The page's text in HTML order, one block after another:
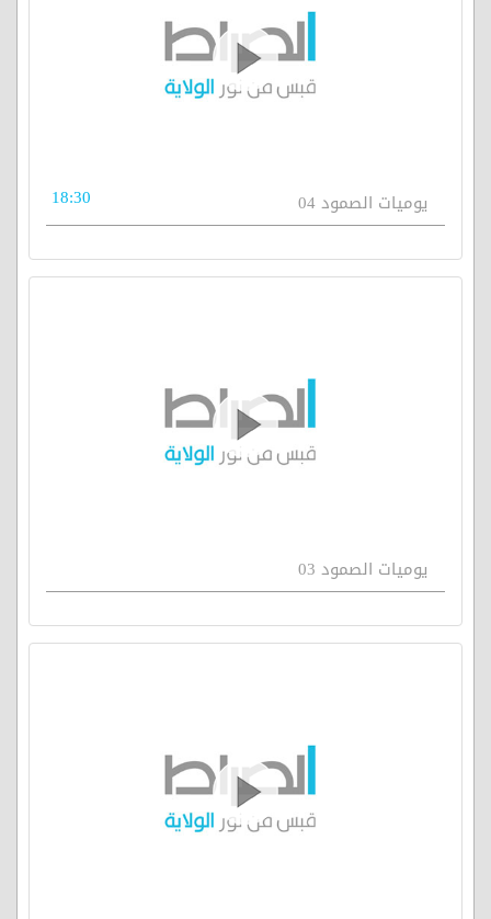
يوميات الصمود 04 18:30
يوميات الصمود 03